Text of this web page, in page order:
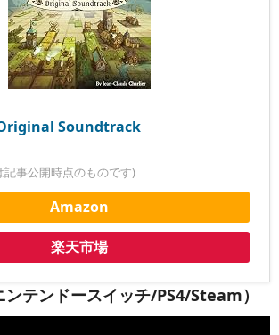
Soundtrack
事公開時点のものです)
Amazon
楽天市場
テンドースイッチ/PS4/Steam）